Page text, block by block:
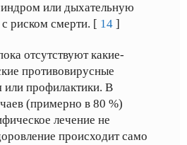
или дыхательную
риском смерти. [ 14 ]
отсутствуют какие-
противовирусные
или профилактики. В
(примерно в 80 %)
лечение не
происходит само